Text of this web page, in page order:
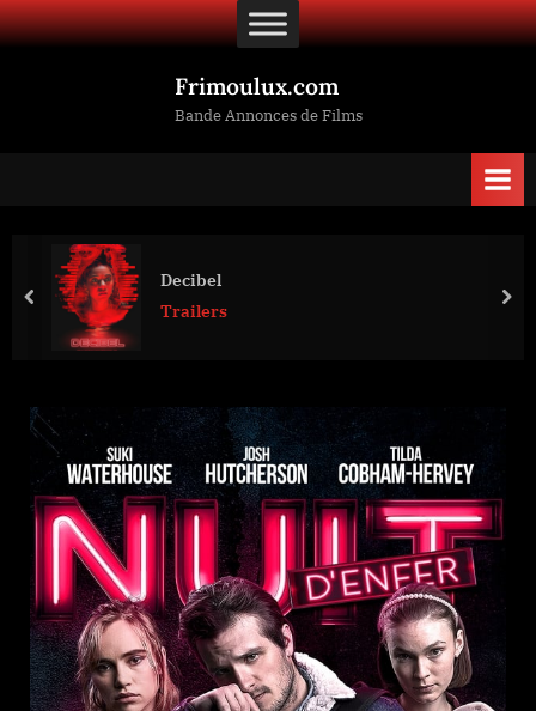
Skip
to
Frimoulux.com
Bande Annonces de Films
Decibel
Trailers
prev